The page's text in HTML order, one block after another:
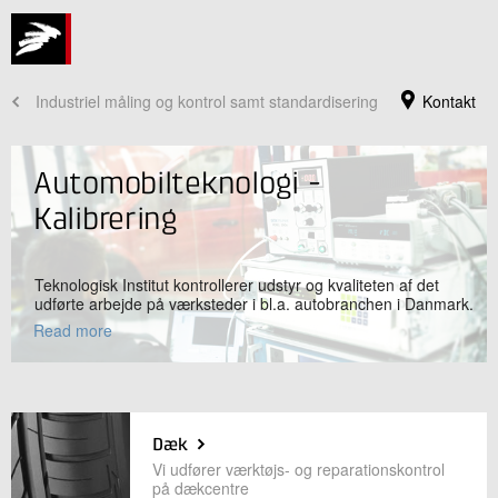
Kontakt
Industriel måling og kontrol samt standardisering
Søren Iversen
Centersekretær
Energi og Klima
Automobilteknologi -
Kalibrering
Teknologisk Institut kontrollerer udstyr og kvaliteten af det
udførte arbejde på værksteder i bl.a. autobranchen i Danmark.
Read more
Dæk
Vi udfører værktøjs- og reparationskontrol
på dækcentre